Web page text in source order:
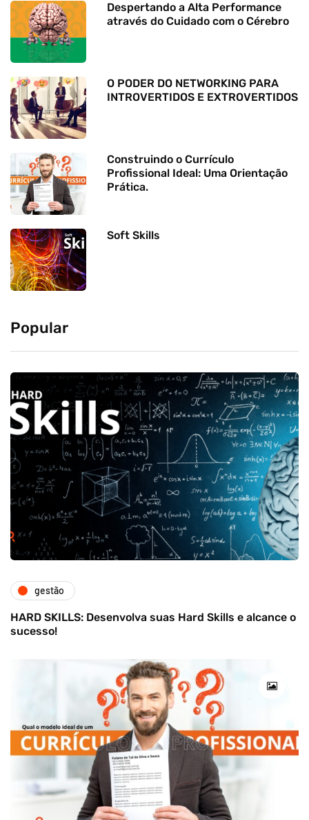
Despertando a Alta Performance
através do Cuidado com o Cérebro
O PODER DO NETWORKING PARA
INTROVERTIDOS E EXTROVERTIDOS
Construindo o Currículo
Profissional Ideal: Uma Orientação
Prática.
Soft Skills
Popular
gestão
HARD SKILLS: Desenvolva suas Hard Skills e alcance o
sucesso!